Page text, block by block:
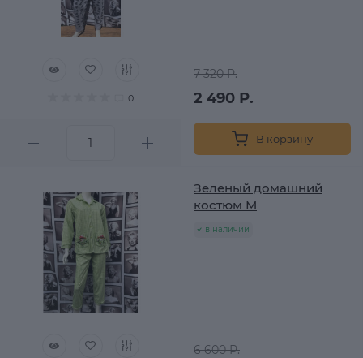
0
7 320 Р.
2 490 Р.
В корзину
Зеленый домашний
костюм М
в наличии
6 600 Р.